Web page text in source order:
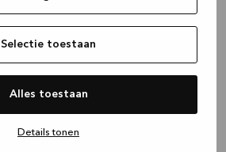
Selectie toestaan
Alles toestaan
Details tonen
information).